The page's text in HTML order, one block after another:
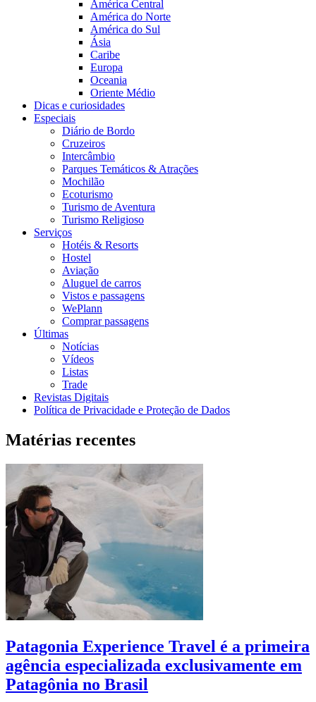
América Central
América do Norte
América do Sul
Ásia
Caribe
Europa
Oceania
Oriente Médio
Dicas e curiosidades
Especiais
Diário de Bordo
Cruzeiros
Intercâmbio
Parques Temáticos & Atrações
Mochilão
Ecoturismo
Turismo de Aventura
Turismo Religioso
Serviços
Hotéis & Resorts
Hostel
Aviação
Aluguel de carros
Vistos e passagens
WePlann
Comprar passagens
Últimas
Notícias
Vídeos
Listas
Trade
Revistas Digitais
Política de Privacidade e Proteção de Dados
Matérias recentes
Patagonia Experience Travel é a primeira
agência especializada exclusivamente em
Patagônia no Brasil